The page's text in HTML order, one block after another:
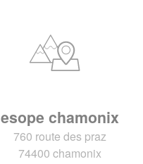
esope chamonix
760 route des praz
74400 chamonix